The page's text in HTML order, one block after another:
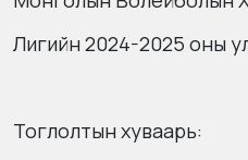
Лигийн 2024-2025 оны
Тоглолтын хуваарь: